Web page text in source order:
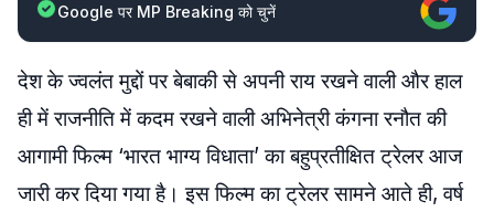
Google पर MP Breaking को चुनें
देश के ज्वलंत मुद्दों पर बेबाकी से अपनी राय रखने वाली और हाल
ही में राजनीति में कदम रखने वाली अभिनेत्री कंगना रनौत की
आगामी फिल्म ‘भारत भाग्य विधाता’ का बहुप्रतीक्षित ट्रेलर आज
जारी कर दिया गया है। इस फिल्म का ट्रेलर सामने आते ही, वर्ष